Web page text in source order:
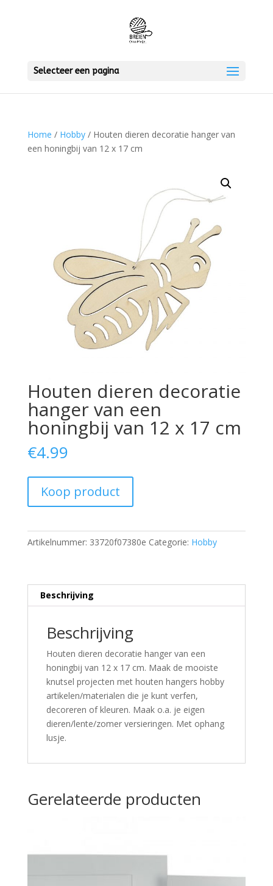
Selecteer een pagina
Home / Hobby/ Houten dieren decoratie hanger van
een honingbij van 12 x 17 cm
Houten dieren decoratie
hanger van een
honingbij van 12 x 17 cm
€4.99
Koop product
Artikelnummer: 33720f07380e Categorie: Hobby
Beschrijving
Beschrijving
Houten dieren decoratie hanger van een
honingbij van 12 x 17 cm. Maak de mooiste
knutsel projecten met houten hangers hobby
artikelen/materialen die je kunt verfen,
decoreren of kleuren. Maak o.a. je eigen
dieren/lente/zomer versieringen. Met ophang
lusje.
Gerelateerde producten